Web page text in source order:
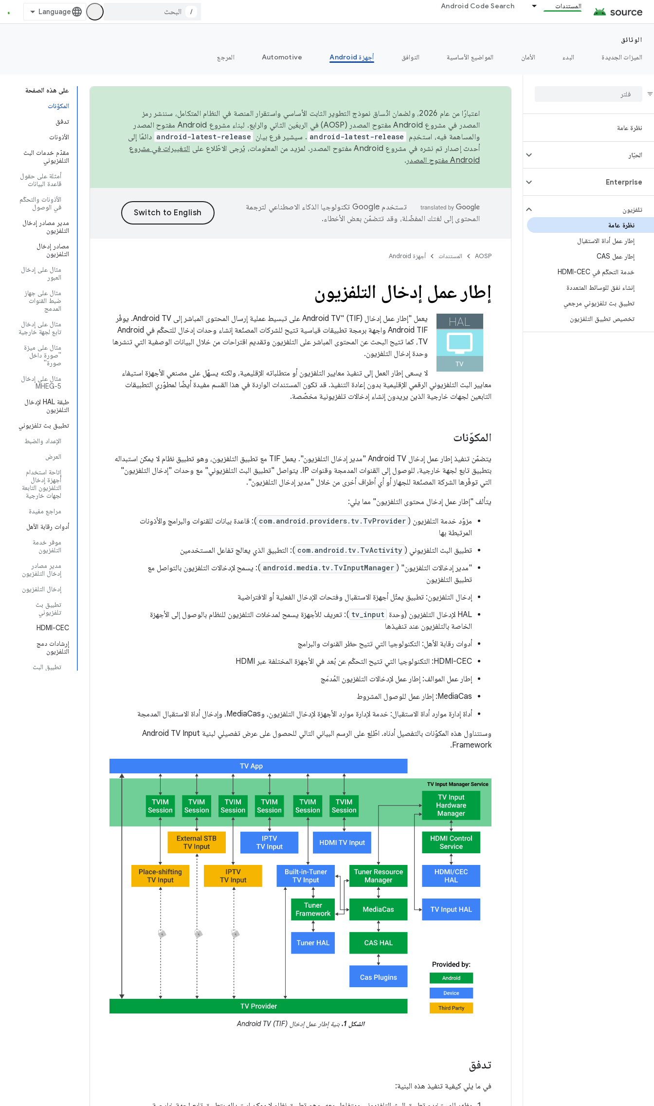
المستندات Android Code Search
/
الوثائق
الميزات الجديدة
البدء الأمان المواضيع الأساسية التوافق أجهزة Android Automotive المرجع
نظرة عامة
الحبّار
Enterprise
تلفزيون
نظرة عامة
إطار عمل أداة الاستقبال
إطار عمل CAS
خدمة التحكّم في HDMI-CEC
إنشاء نفق للوسائط المتعددة
تطبيق بث تلفزيوني مرجعي
تخصيص تطبيق التلفزيون
على هذه الصفحة
المكوّنات
تدفق
الأذونات
مقدّم خدمات البث
التلفزيوني
أمثلة على حقول
قاعدة البيانات
الأذونات والتحكّم
في الوصول
مدير مصادر إدخال
التلفزيون
مصادر إدخال
التلفزيون
مثال على إدخال
العبور
مثال على جهاز
ضبط القنوات
المدمج
مثال على إدخال
تابع لجهة خارجية
مثال على ميزة
"صورة داخل
صورة"
مثال على إدخال
MHEG-5
طبقة HAL لإدخال
التلفزيون
تطبيق بث تلفزيوني
الإعداد والضبط
العرض
إتاحة استخدام
أجهزة إدخال
التلفزيون التابعة
لجهات خارجية
مراجع مفيدة
أدوات رقابة الأهل
موفر خدمة
التلفزيون
مدير مصادر
إدخال التلفزيون
إدخال التلفزيون
تطبيق بث
تلفزيوني
HDMI-CEC
إرشادات دمج
التلفزيون
تطبيق البث
اعتبارًا من عام 2026، ولضمان اتّساق نموذج التطوير الثابت الأساسي واستقرار المنصة في النظام المتكامل، سننشر رمز
المصدر في مشروع Android مفتوح المصدر (AOSP) في الربعَين الثاني والرابع. لبناء مشروع Android مفتوح المصدر
والمساهمة فيه، استخدِم
android-latest-release . سيشير فرع بيان android-latest-release دائمًا إلى
أحدث إصدار تم نشره في مشروع Android مفتوح المصدر. لمزيد من المعلومات، يُرجى الاطّلاع على
التغييرات في مشروع
Android مفتوح المصدر
.
تستخدم Google تكنولوجيا الذكاء الاصطناعي لترجمة
المحتوى إلى لغتك المفضّلة، وقد تتضمّن بعض الأخطاء.
AOSP المستندات أجهزة Android
إطار عمل إدخال التلفزيون
يعمل "إطار عمل إدخال Android TV" (TIF) على تبسيط عملية إرسال المحتوى المباشر إلى Android TV. يوفّر
Android TIF واجهة برمجة تطبيقات قياسية تتيح للشركات المصنّعة إنشاء وحدات إدخال للتحكّم في Android
TV، كما تتيح البحث عن المحتوى المباشر على التلفزيون وتقديم اقتراحات من خلال البيانات الوصفية التي تنشرها
وحدة إدخال التلفزيون.
لا يسعى إطار العمل إلى تنفيذ معايير التلفزيون أو متطلباته الإقليمية، ولكنه يسهّل على مصنعي الأجهزة استيفاء
معايير البث التلفزيوني الرقمي الإقليمية بدون إعادة التنفيذ. قد تكون المستندات الواردة في هذا القسم مفيدة أيضًا لمطوّري التطبيقات
التابعين لجهات خارجية الذين يريدون إنشاء إدخالات تلفزيونية مخصّصة.
المكوّنات
يتضمّن تنفيذ إطار عمل إدخال Android TV "مدير إدخال التلفزيون". يعمل TIF مع تطبيق التلفزيون، وهو تطبيق نظام لا يمكن استبداله
بتطبيق تابع لجهة خارجية، للوصول إلى القنوات المدمجة وقنوات IP. يتواصل "تطبيق البث التلفزيوني" مع وحدات "إدخال التلفزيون"
التي توفّرها الشركة المصنّعة للجهاز أو أي أطراف أخرى من خلال "مدير إدخال التلفزيون".
يتألف "إطار عمل إدخال محتوى التلفزيون" مما يلي:
مزوّد خدمة التلفزيون ( com.android.providers.tv.TvProvider ): قاعدة بيانات للقنوات والبرامج والأذونات
المرتبطة بها
تطبيق البث التلفزيوني ( com.android.tv.TvActivity ): التطبيق الذي يعالج تفاعل المستخدمين
"مدير إدخالات التلفزيون" ( android.media.tv.TvInputManager ): يسمح لإدخالات التلفزيون بالتواصل مع
تطبيق التلفزيون
إدخال التلفزيون: تطبيق يمثّل أجهزة الاستقبال وفتحات الإدخال الفعلية أو الافتراضية
HAL لإدخال التلفزيون (وحدة
tv_input ): تعريف للأجهزة يسمح لمدخلات التلفزيون للنظام بالوصول إلى الأجهزة
الخاصة بالتلفزيون عند تنفيذها
أدوات رقابة الأهل: التكنولوجيا التي تتيح حظر القنوات والبرامج
‫HDMI-CEC: التكنولوجيا التي تتيح التحكّم عن بُعد في الأجهزة المختلفة عبر HDMI
إطار عمل الموالف: إطار عمل لإدخالات التلفزيون المُدمَج
MediaCas: إطار عمل للوصول المشروط
أداة إدارة موارد أداة الاستقبال: خدمة لإدارة موارد الأجهزة لإدخال التلفزيون، وMediaCas، وإدخال أداة الاستقبال المدمجة
وسنتناول هذه المكوّنات بالتفصيل أدناه. اطّلِع على الرسم البياني التالي للحصول على عرض تفصيلي لبنية Android TV Input
Framework.
الشكل 1. بنية إطار عمل إدخال Android TV (TIF)
تدفق
في ما يلي كيفية تنفيذ هذه البنية: